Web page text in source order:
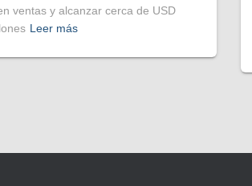
ventas y alcanzar cerca de USD
Leer más